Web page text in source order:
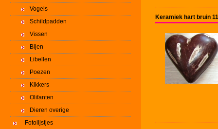
Vogels
Schildpadden
Vissen
Bijen
Libellen
Poezen
Kikkers
Olifanten
Dieren overige
Fotolijstjes
Keramiek hart bruin